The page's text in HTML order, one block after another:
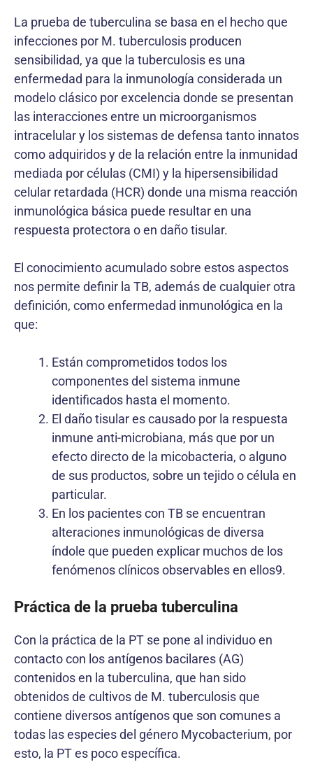
La prueba de tuberculina se basa en el hecho que
infecciones por M. tuberculosis producen
sensibilidad, ya que la tuberculosis es una
enfermedad para la inmunología considerada un
modelo clásico por excelencia donde se presentan
las interacciones entre un microorganismos
intracelular y los sistemas de defensa tanto innatos
como adquiridos y de la relación entre la inmunidad
mediada por células (CMI) y la hipersensibilidad
celular retardada (HCR) donde una misma reacción
inmunológica básica puede resultar en una
respuesta protectora o en daño tisular.
El conocimiento acumulado sobre estos aspectos
nos permite definir la TB, además de cualquier otra
definición, como enfermedad inmunológica en la
que:
Están comprometidos todos los
componentes del sistema inmune
identificados hasta el momento.
El daño tisular es causado por la respuesta
inmune anti-microbiana, más que por un
efecto directo de la micobacteria, o alguno
de sus productos, sobre un tejido o célula en
particular.
En los pacientes con TB se encuentran
alteraciones inmunológicas de diversa
índole que pueden explicar muchos de los
fenómenos clínicos observables en ellos9.
Práctica de la prueba tuberculina
Con la práctica de la PT se pone al individuo en
contacto con los antígenos bacilares (AG)
contenidos en la tuberculina, que han sido
obtenidos de cultivos de M. tuberculosis que
contiene diversos antígenos que son comunes a
todas las especies del género Mycobacterium, por
esto, la PT es poco específica.